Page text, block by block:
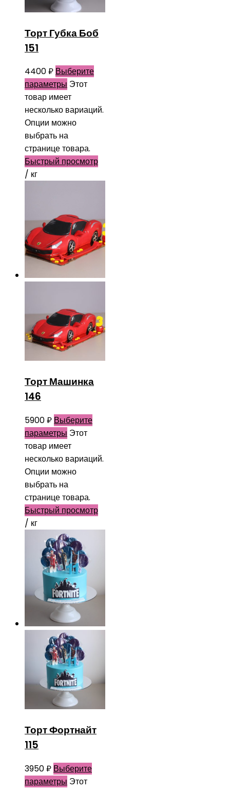
Торт Губка Боб
151
4400₽ Выберите
параметры Этот
товар имеет
несколько вариаций.
Опции можно
выбрать на
странице товара.
Быстрый просмотр
/ кг
Торт Машинка
146
5900₽ Выберите
параметры Этот
товар имеет
несколько вариаций.
Опции можно
выбрать на
странице товара.
Быстрый просмотр
/ кг
Торт Фортнайт
115
3950₽ Выберите
параметры Этот